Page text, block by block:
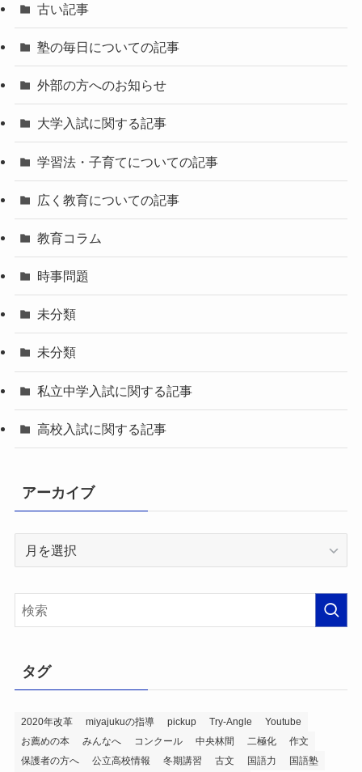
古い記事
塾の毎日についての記事
外部の方へのお知らせ
大学入試に関する記事
学習法・子育てについての記事
広く教育についての記事
教育コラム
時事問題
未分類
未分類
私立中学入試に関する記事
高校入試に関する記事
アーカイブ
イ
ブ
タグ
2020年改革 miyajukuの指導 pickup Try-Angle
Youtube
お薦めの本
みんなへ コンクール 中央林間 二極化
作文
保護者の方へ
公立高校情報 冬期講習 古文 国語力 国語塾